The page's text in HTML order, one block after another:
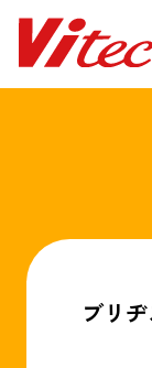
ブリ